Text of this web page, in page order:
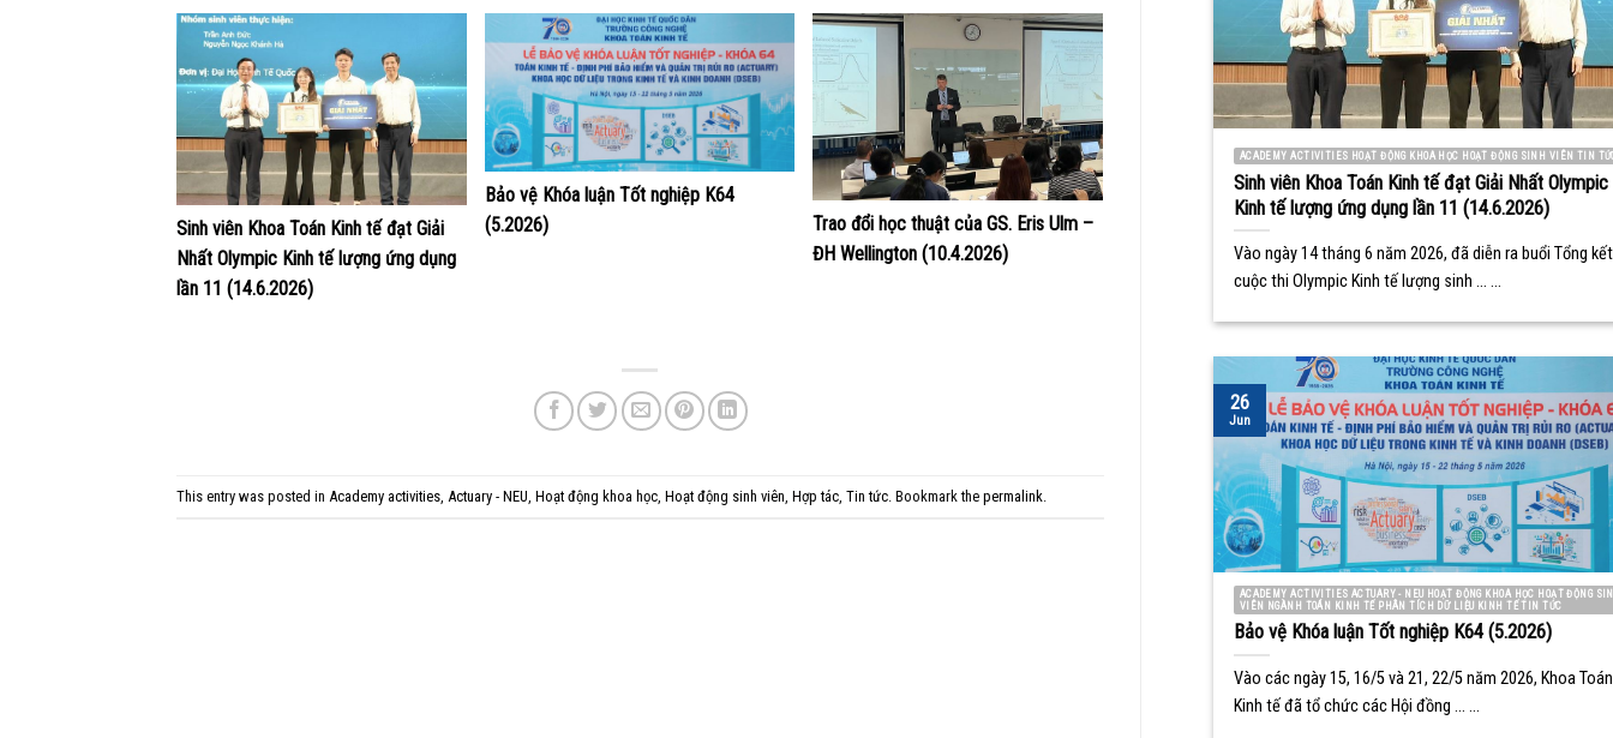
Sinh viên Khoa Toán Kinh tế đạt Giải
Nhất Olympic Kinh tế lượng ứng dụng
lần 11 (14.6.2026)
Bảo vệ Khóa luận Tốt nghiệp K64
(5.2026)
Trao đổi học thuật của GS. Eris Ulm –
ĐH Wellington (10.4.2026)
This entry was posted in Academy activities Actuary - NEU Hoạt động khoa học Hoạt động sinh viên Hợp tác Tin tức . Bookmark the permalink
ACADEMY ACTIVITIES HOẠT ĐỘNG KHOA HỌC HOẠT ĐỘNG SINH VIÊN TIN
Sinh viên Khoa Toán Kinh tế đạt Giải Nhất Olympic
Kinh tế lượng ứng dụng lần 11 (14.6.2026)
Vào ngày 14 tháng 6 năm 2026, đã diễn ra buổi Tổng kết
cuộc thi Olympic Kinh tế lượng sinh ... ...
ACADEMY ACTIVITIES ACTUARY - NEU HOẠT ĐỘNG KHOA HỌC HOẠT ĐỘNG
VIÊN NGÀNH TOÁN KINH TẾ PHÂN TÍCH DỮ LIỆU KINH TẾ TIN TỨC
Bảo vệ Khóa luận Tốt nghiệp K64 (5.2026)
Vào các ngày 15, 16/5 và 21, 22/5 năm 2026, Khoa Toán
Kinh tế đã tổ chức các Hội đồng ... ...
26
Jun